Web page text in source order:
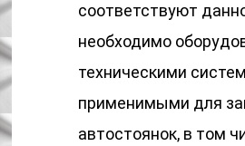
соответствуют
необходимо
техническими
применимыми для
автостоянок, в том